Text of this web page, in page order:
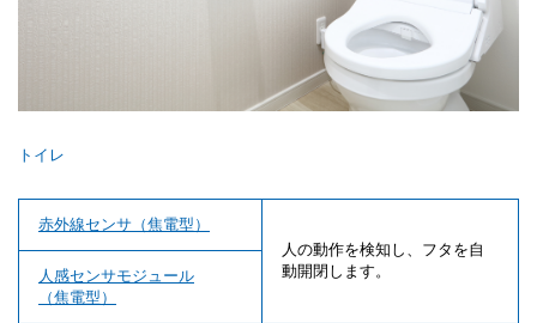
トイレ
赤外線センサ（焦電型）
人の動作を検知し、フタを自
動開閉します。
人感センサモジュール
（焦電型）